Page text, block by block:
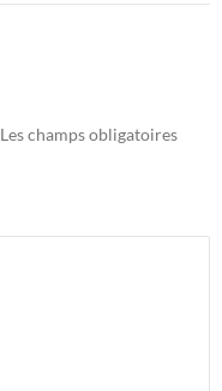
Les champs obligatoires